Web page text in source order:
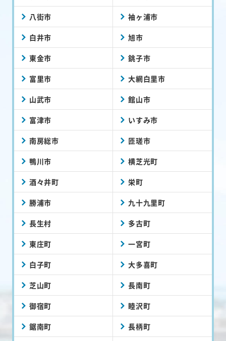
八街市 袖ヶ浦市
白井市 旭市
東金市 銚子市
富里市 大網白里市
山武市 館山市
富津市 いすみ市
南房総市 匝瑳市
鴨川市 横芝光町
酒々井町 栄町
勝浦市 九十九里町
長生村 多古町
東庄町 一宮町
白子町 大多喜町
芝山町 長南町
御宿町 睦沢町
鋸南町 長柄町